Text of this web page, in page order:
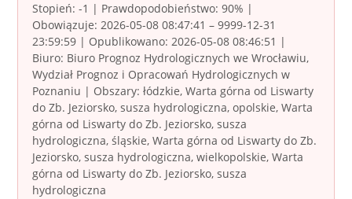
Stopień: -1 | Prawdopodobieństwo: 90% |
Obowiązuje: 2026-05-08 08:47:41 – 9999-12-31
23:59:59 | Opublikowano: 2026-05-08 08:46:51 |
Biuro: Biuro Prognoz Hydrologicznych we Wrocławiu,
Wydział Prognoz i Opracowań Hydrologicznych w
Poznaniu | Obszary: łódzkie, Warta górna od Liswarty
do Zb. Jeziorsko, susza hydrologiczna, opolskie, Warta
górna od Liswarty do Zb. Jeziorsko, susza
hydrologiczna, śląskie, Warta górna od Liswarty do Zb.
Jeziorsko, susza hydrologiczna, wielkopolskie, Warta
górna od Liswarty do Zb. Jeziorsko, susza
hydrologiczna